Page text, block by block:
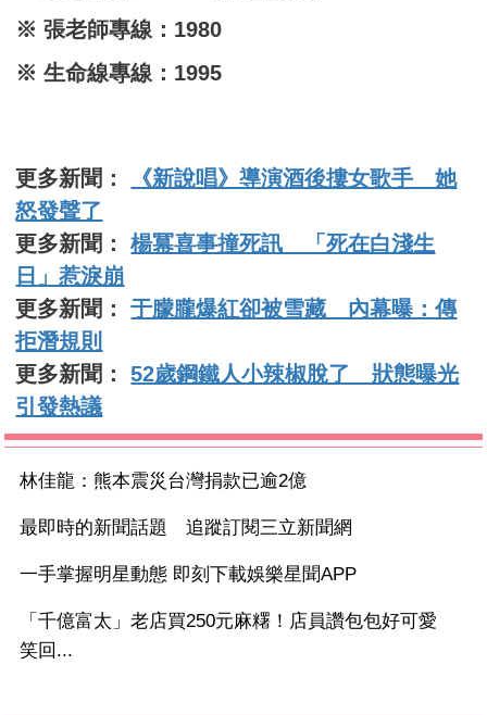
※ 張老師專線：1980
※ 生命線專線：1995
更多新聞：
《新說唱》導演酒後摟女歌手 她
怒發聲了
更多新聞：楊冪喜事撞死訊 「死在白淺生
日」惹淚崩
更多新聞：于朦朧爆紅卻被雪藏 內幕曝：傳
拒潛規則
更多新聞：52歲鋼鐵人小辣椒脫了 狀態曝光
引發熱議
林佳龍：熊本震災台灣捐款已逾2億
最即時的新聞話題 追蹤訂閱三立新聞網
一手掌握明星動態 即刻下載娛樂星聞APP
「千億富太」老店買250元麻糬！店員讚包包好可愛
笑回...